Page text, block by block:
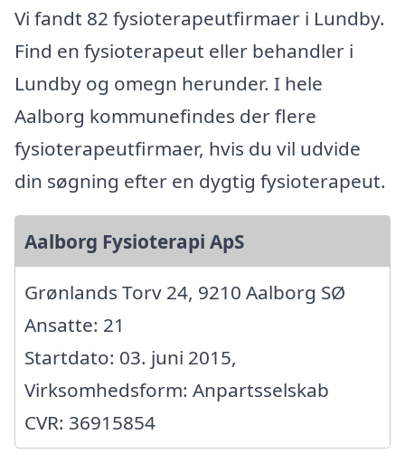
Vi fandt 82 fysioterapeutfirmaer i Lundby.
Find en fysioterapeut eller behandler i
Lundby og omegn herunder. I hele
Aalborg kommunefindes der flere
fysioterapeutfirmaer, hvis du vil udvide
din søgning efter en dygtig fysioterapeut.
Aalborg Fysioterapi ApS
Grønlands Torv 24, 9210 Aalborg SØ
Ansatte: 21
Startdato: 03. juni 2015,
Virksomhedsform: Anpartsselskab
CVR: 36915854